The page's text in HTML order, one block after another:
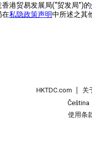
港贸易发展局(“贸发局”)的
在私隐政策声明中所述之其
HKTDC.com 关
Čeština
使用条